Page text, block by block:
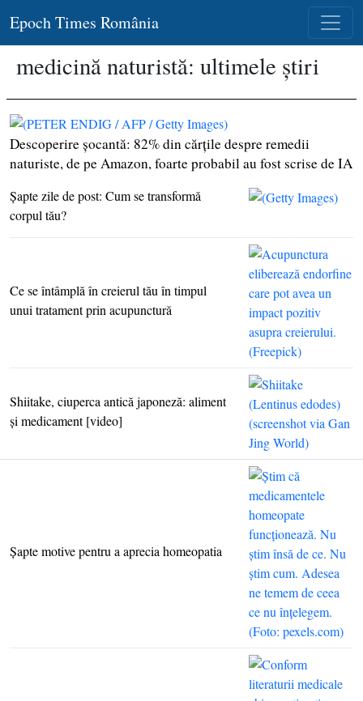
Epoch Times România
medicină naturistă: ultimele știri
Descoperire şocantă: 82% din cărţile despre remedii
naturiste, de pe Amazon, foarte probabil au fost scrise de IA
Şapte zile de post: Cum se transformă
corpul tău?
Ce se întâmplă în creierul tău în timpul
unui tratament prin acupunctură
Shiitake, ciuperca antică japoneză: aliment
şi medicament [video]
Şapte motive pentru a aprecia homeopatia